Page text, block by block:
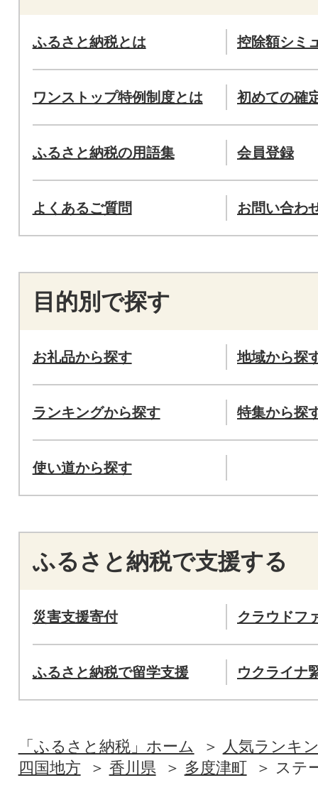
ふるさと納税とは 控除額シミ
ワンストップ特例制度とは 初めての確
ふるさと納税の用語集 会員登録
よくあるご質問 お問い合わ
目的別で探す
お礼品から探す 地域から探
ランキングから探す 特集から探
使い道から探す
ふるさと納税で支援する
災害支援寄付 クラウドフ
ふるさと納税で留学支援 ウクライナ
「ふるさと納税」ホーム
人気ランキ
四国地方
香川県 多度津町 ステ